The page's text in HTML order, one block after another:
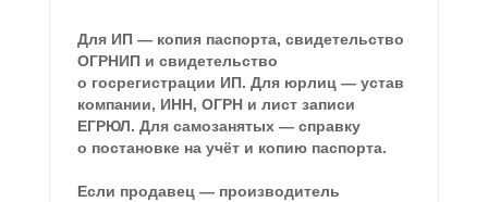
Для ИП — копия паспорта, свидетельство
ОГРНИП и свидетельство
о госрегистрации ИП. Для юрлиц — устав
компании, ИНН, ОГРН и лист записи
ЕГРЮЛ. Для самозанятых — справку
о постановке на учёт и копию паспорта.
Если продавец — производитель